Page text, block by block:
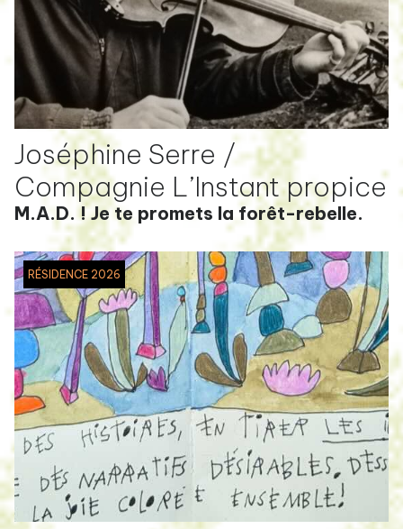
Joséphine Serre /
Compagnie L’Instant propice
M.A.D. ! Je te promets la forêt-rebelle.
RÉSIDENCE 2026